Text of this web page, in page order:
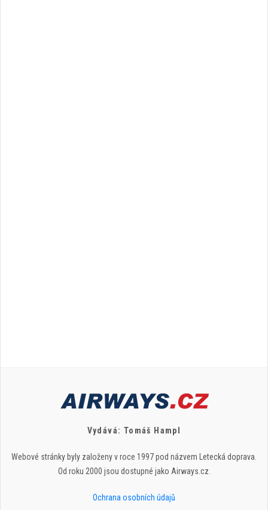
Vydává: Tomáš Hampl
Webové stránky byly založeny v roce 1997 pod názvem Letecká doprava.
Od roku 2000 jsou dostupné jako Airways.cz.
Ochrana osobních údajů